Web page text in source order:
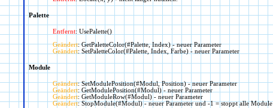
Palette
Entfernt: UsePalette()
Geändert: GetPaletteColor(#Palette, Index) - neuer Parameter
Geändert: SetPaletteColor(#Palette, Index, Farbe) - neuer Parameter
Module
Geändert: SetModulePosition(#Modul, Position) - neuer Parameter
Geändert: GetModulePosition(#Modul) - neuer Parameter
Geändert: GetModuleRow(#Modul) - neuer Parameter
Geändert: StopModule(#Modul) - neuer Parameter und -1 = stoppt alle Module